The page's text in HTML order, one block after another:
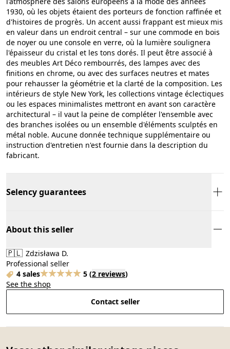
1930, où les objets étaient des porteurs de fonction raffinée et
d'histoires de progrès. Un accent aussi frappant est mieux mis
en valeur dans un endroit central – sur une commode en bois
de noyer ou une console en verre, où la lumière soulignera
l'épaisseur du cristal et les tons dorés. Il peut être associé à
des meubles Art Déco rembourrés, des lampes avec des
finitions en chrome, ou avec des surfaces neutres et mates
pour rehausser la géométrie et la clarté de la composition. Les
intérieurs de style New York, les collections vintage éclectiques
ou les espaces minimalistes mettront en avant son caractère
architectural – il vaut la peine de compléter l'ensemble avec
des branches isolées ou un ensemble d'éléments sculptés en
métal noble. Aucune donnée technique supplémentaire ou
instruction d'entretien n'est fournie dans la description du
fabricant.
Selency guarantees
About this seller
🇵🇱 Zdzisława D.
Professional seller
4 sales
5 (2 reviews)
See the shop
Contact seller